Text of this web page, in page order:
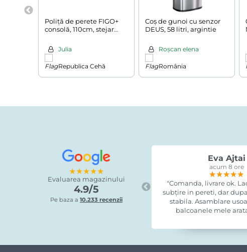
Poliță de perete FIGO+
consolă, 110cm, stejar
Julia
Republica Cehă
Coș de gunoi cu senzor
DEUS, 58 litri, argintie
Roșcan elena
România
★★★★★
Evaluarea magazinului
4.9/5
Pe baza a 10.233 recenzii
Eva Ajtai
acum 8 ore
★★★★★
★★★★★
★★★★★
"Comanda, livrare ok.
subțire in pereti, dar
stabila. Asamblare
balcoanele mele